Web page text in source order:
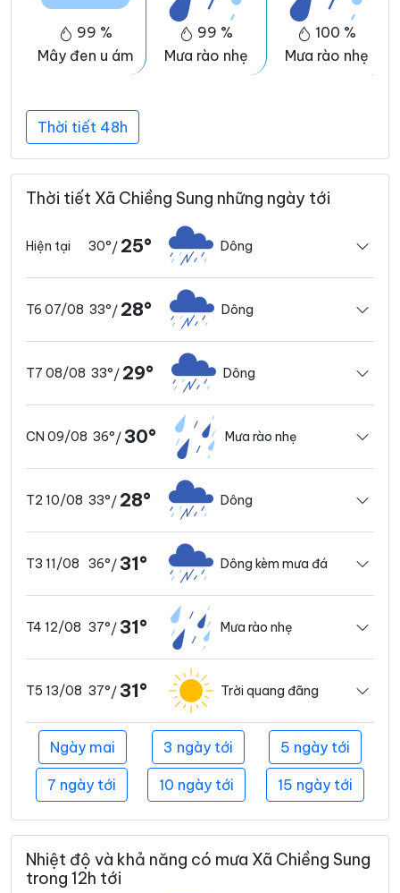
99 %
Mây đen u ám
99 %
Mưa rào nhẹ
100 %
Mưa rào nhẹ
Thời tiết 48h
Thời tiết Xã Chiềng Sung những ngày tới
Hiện tại 30°/ 25° Dông
T6 07/08 33°/ 28° Dông
T7 08/08 33°/ 29° Dông
CN 09/08 36°/ 30° Mưa rào nhẹ
T2 10/08 33°/ 28° Dông
T3 11/08 36°/ 31° Dông kèm mưa đá
T4 12/08 37°/ 31° Mưa rào nhẹ
T5 13/08 37°/ 31° Trời quang đãng
Ngày mai 3 ngày tới 5 ngày tới
7 ngày tới 10 ngày tới 15 ngày tới
Nhiệt độ và khả năng có mưa Xã Chiềng Sung
trong 12h tới